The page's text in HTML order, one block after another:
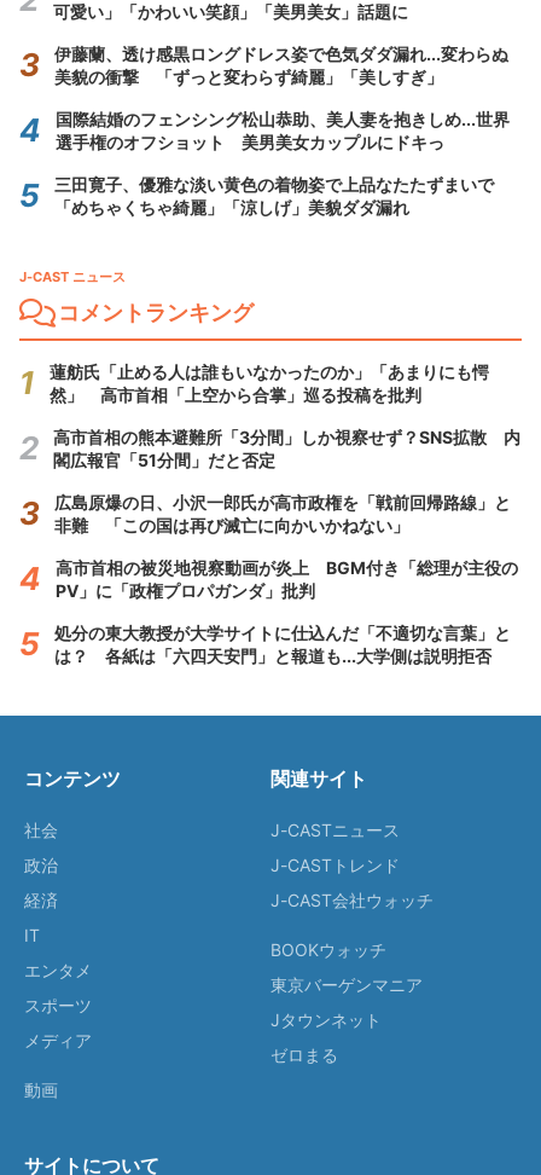
可愛い」「かわいい笑顔」「美男美女」話題に
伊藤蘭、透け感黒ロングドレス姿で色気ダダ漏れ...変わらぬ
美貌の衝撃 「ずっと変わらず綺麗」「美しすぎ」
国際結婚のフェンシング松山恭助、美人妻を抱きしめ...世界
選手権のオフショット 美男美女カップルにドキっ
三田寛子、優雅な淡い黄色の着物姿で上品なたたずまいで
「めちゃくちゃ綺麗」「涼しげ」美貌ダダ漏れ
J-CAST ニュース
コメントランキング
蓮舫氏「止める人は誰もいなかったのか」「あまりにも愕
然」 高市首相「上空から合掌」巡る投稿を批判
高市首相の熊本避難所「3分間」しか視察せず？SNS拡散 内
閣広報官「51分間」だと否定
広島原爆の日、小沢一郎氏が高市政権を「戦前回帰路線」と
非難 「この国は再び滅亡に向かいかねない」
高市首相の被災地視察動画が炎上 BGM付き「総理が主役の
PV」に「政権プロパガンダ」批判
処分の東大教授が大学サイトに仕込んだ「不適切な言葉」と
は？ 各紙は「六四天安門」と報道も...大学側は説明拒否
コンテンツ
社会
政治
経済
IT
エンタメ
スポーツ
メディア
動画
関連サイト
J-CASTニュース
J-CASTトレンド
J-CAST会社ウォッチ
BOOKウォッチ
東京バーゲンマニア
Jタウンネット
ゼロまる
サイトについて